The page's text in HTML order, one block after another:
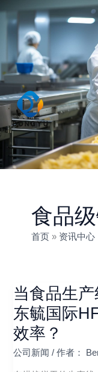
食品
首页 资讯中心
当食品生产
东毓国际
效率？
公司新闻 / 作者：
当
食
品
生
产